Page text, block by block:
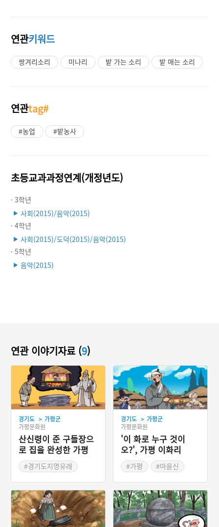
연관키워드
쌍겨리소리 미나리 밭 가는 소리 밭 매는 소리
연관tag#
#농업 #밭농사
초등교과과정연계(개정년도)
· 3학년
▶ 사회(2015)/음악(2015)
· 4학년
▶ 사회(2015)/도덕(2015)/음악(2015)
· 5학년
▶ 음악(2015)
연관 이야기자료 (9)
경기도 > 가평군
가평문화원
산신령이 준 구들장으
로 집을 완성한 가평
돌아우
#경기도지명유래
경기도 > 가평군
가평문화원
'이 화로 누구 것이
오?', 가평 이화리
#가평
#마을신
#경기도지명유래